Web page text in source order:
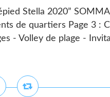
Stella 2020”
de quartiers Page 3 :
- Volley de plage -